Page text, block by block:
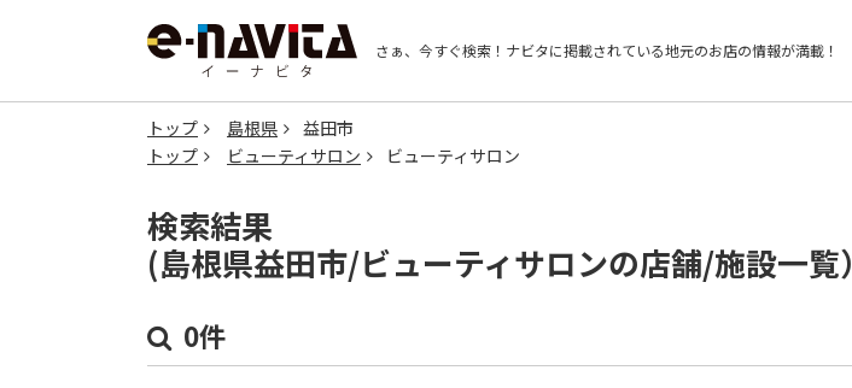
さぁ、今すぐ検索！ ナビタに掲載されている地元のお店の情報が満載！
トップ 島根県
益田市
トップ
ビューティサロン ビューティサロン
検索結果
(島根県益田市/ビューティサロンの店舗/施設一覧）
0件